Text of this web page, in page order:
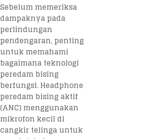
Sebelum memeriksa
dampaknya pada
perlindungan
pendengaran, penting
untuk memahami
bagaimana teknologi
peredam bising
berfungsi. Headphone
peredam bising aktif
(ANC) menggunakan
mikrofon kecil di
cangkir telinga untuk